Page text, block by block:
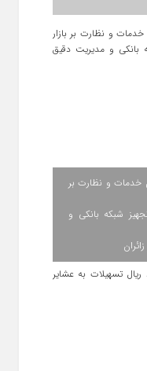
خدمات و نظارت بر
| تأمین ارز، تجهیز شبکه بانکی و